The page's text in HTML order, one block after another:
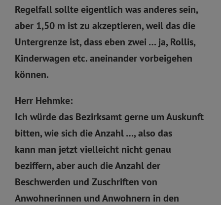
Regelfall sollte eigentlich was anderes sein,
aber 1,50 m ist zu akzeptieren, weil das die
Untergrenze ist, dass eben zwei … ja, Rollis,
Kinderwagen etc. aneinander vorbeigehen
können.
Herr Hehmke:
Ich würde das Bezirksamt gerne um Auskunft
bitten, wie sich die Anzahl …, also das
kann man jetzt vielleicht nicht genau
beziffern, aber auch die Anzahl der
Beschwerden und Zuschriften von
Anwohnerinnen und Anwohnern in den